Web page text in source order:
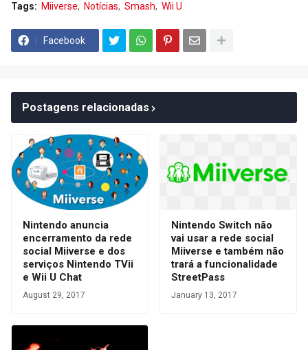
Tags: Miiverse Notícias Smash Wii U
Facebook
Postagens relacionadas
Nintendo anuncia
encerramento da rede
social Miiverse e dos
serviços Nintendo TVii
e Wii U Chat
August 29, 2017
Nintendo Switch não
vai usar a rede social
Miiverse e também não
trará a funcionalidade
StreetPass
January 13, 2017